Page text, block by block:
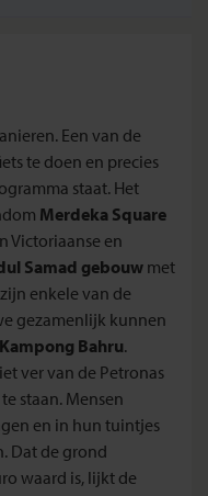
Een van de
te doen en precies
staat. Het
Merdeka Square
Victoriaanse en
Samad gebouw met
enkele van de
gezamenlijk kunnen
Kampong Bahru.
ver van de Petronas
staan. Mensen
en in hun tuintjes
Dat de grond
waard is, lijkt de